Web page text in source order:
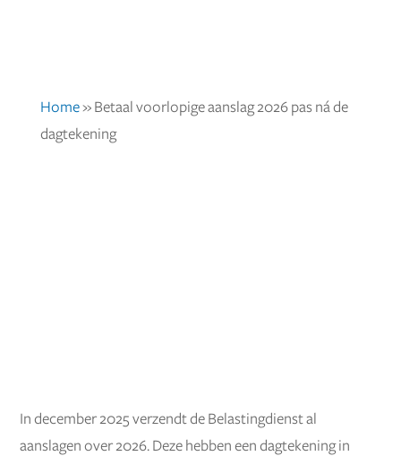
Home» Betaal voorlopige aanslag 2026 pas ná de
dagtekening
In december 2025 verzendt de Belastingdienst al
aanslagen over 2026. Deze hebben een dagtekening in